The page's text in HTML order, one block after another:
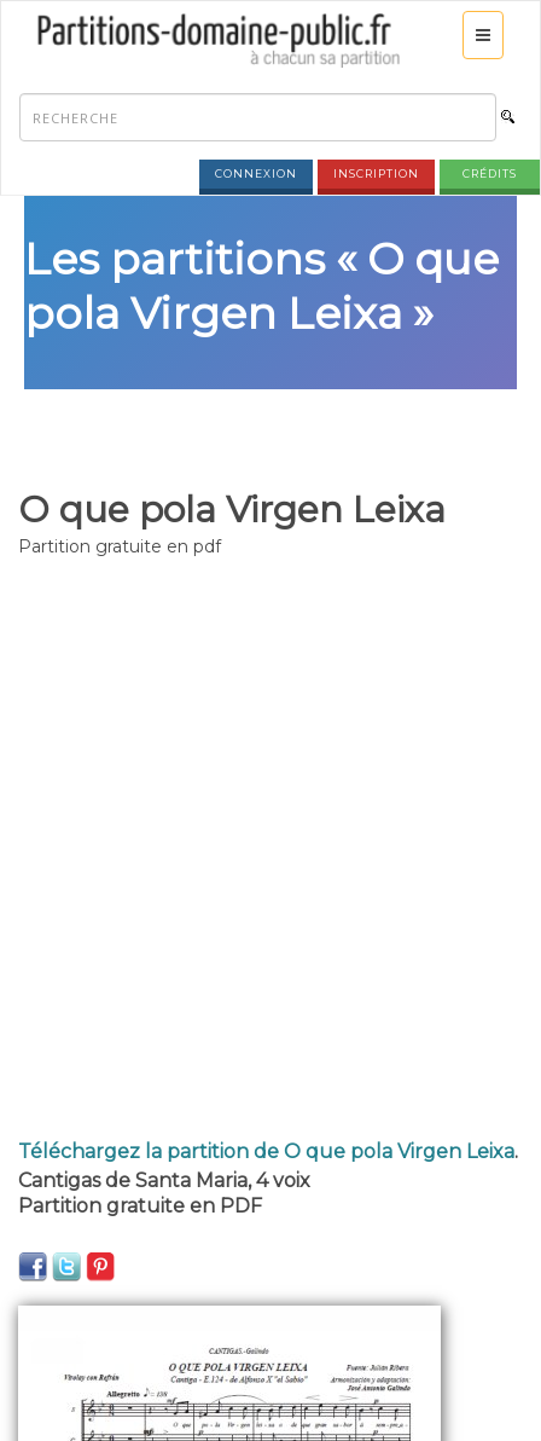
CONNEXION INSCRIPTION CRÉDITS
Les partitions « O que
pola Virgen Leixa »
O que pola Virgen Leixa
Partition gratuite en pdf
Téléchargez la partition de O que pola Virgen Leixa.
Cantigas de Santa Maria, 4 voix
Partition gratuite en PDF